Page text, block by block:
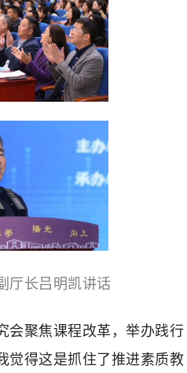
厅长吕明凯讲话
会聚焦课程改革，举办践行
觉得这是抓住了推进素质教